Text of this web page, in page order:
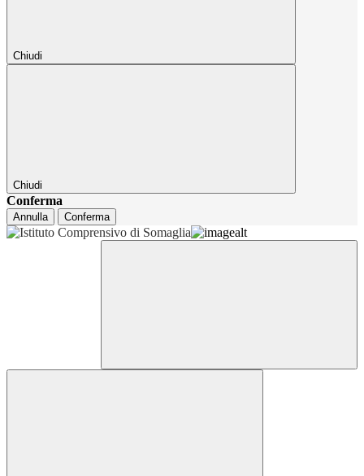
Chiudi
Chiudi
Conferma
Annulla Conferma